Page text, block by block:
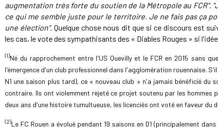
augmentation très forte du soutien de la Métropole au FCR".
ce qui me semble juste pour le territoire. Je ne fais pas ça
une élection". Quelque chose nous dit que si ce discours est
les cas, le vote des sympathisants des « Diables Rouges » si
(1)Né du rapprochement entre l'US Quevilly et le FCR en 2015 sans
l'émergence d'un club professionnel dans l'agglomération rouennaise.
N1 une saison plus tard), ce « nouveau club » n'a jamais bénéficié du
contraire. Ils ont violemment rejeté ce projet soutenu par les hommes
deux ans d'une histoire tumultueuse, les licenciés ont voté en faveur du
(2)Le FC Rouen a évolué pendant 19 saisons en D1 (principalement